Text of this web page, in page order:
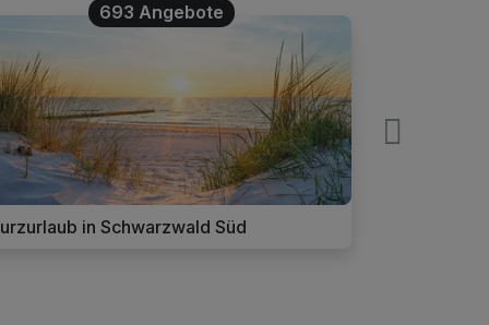
693 Angebote
in Schwarzwald Süd